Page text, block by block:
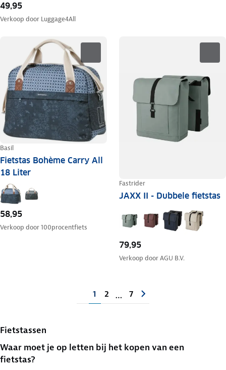
49,95
Verkoop door Luggage4All
Basil
Fietstas Bohème Carry All
18 Liter
58,95
Verkoop door100procentfiets
Fastrider
JAXX II - Dubbele fietstas
79,95
Verkoop doorAGU B.V.
1 2 … 7
Fietstassen
Waar moet je op letten bij het kopen van een
fietstas?